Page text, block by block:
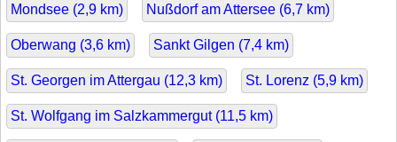
Mondsee (2,9 km) Nußdorf am Attersee (6,7 km)
Oberwang (3,6 km) Sankt Gilgen (7,4 km)
St. Georgen im Attergau (12,3 km) St. Lorenz (5,9 km)
St. Wolfgang im Salzkammergut (11,5 km)